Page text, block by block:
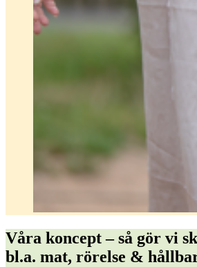
Våra koncept – så gör vi
bl.a. mat, rörelse &